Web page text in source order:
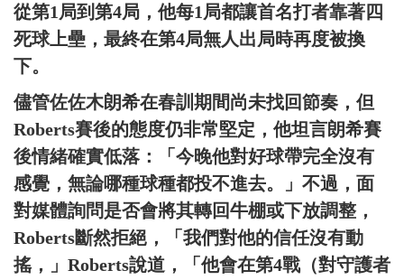
從第1局到第4局，他每1局都讓首名打者靠著四
死球上壘，最終在第4局無人出局時再度被換
下。
儘管佐佐木朗希在春訓期間尚未找回節奏，但
Roberts賽後的態度仍非常堅定，他坦言朗希賽
後情緒確實低落：「今晚他對好球帶完全沒有
感覺，無論哪種球種都投不進去。」不過，面
對媒體詢問是否會將其轉回牛棚或下放調整，
Roberts斷然拒絕，「我們對他的信任沒有動
搖，」Roberts說道，「他會在第4戰（對守護者